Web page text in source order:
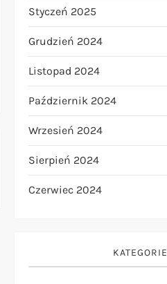
Styczeń 2025
Grudzień 2024
Listopad 2024
Październik 2024
Wrzesień 2024
Sierpień 2024
Czerwiec 2024
KATEGORIE